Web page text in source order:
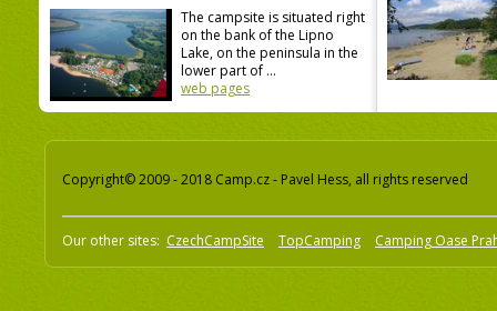
The campsite is situated right
on the bank of the Lipno
Lake, on the peninsula in the
lower part of ...
web pages
Copyright© 2009 - 2018 Camp.cz - Pavel Hess, all rights reserved
Our other sites: CzechCampSite TopCamping Camping Oase